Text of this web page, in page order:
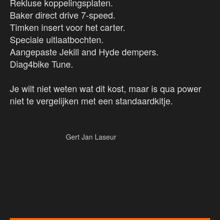
Baker direct drive 7-speed.
Timken insert voor het carter.
Speciale uitlaatbochten.
Aangepaste Jekill and Hyde dempers.
Diag4bike Tune.
Je wilt niet weten wat dit kost, maar is qua power
niet te vergelijken met een standaardkitje.
Gert Jan Laseur